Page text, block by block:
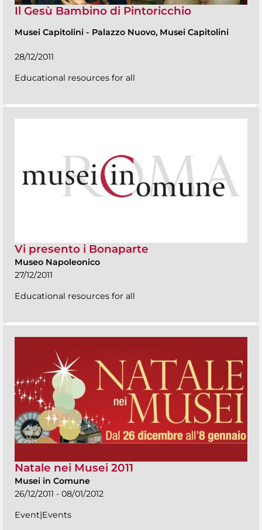
Il Gesù Bambino di Pintoricchio
Musei Capitolini - Palazzo Nuovo, Musei Capitolini
28/12/2011
Educational resources for all
Vi presento i Bonaparte
Museo Napoleonico
27/12/2011
Educational resources for all
Natale nei Musei 2011
Musei in Comune
26/12/2011 - 08/01/2012
Event|Events